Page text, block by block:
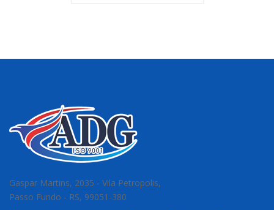
Gaspar Martins, 2035 - Vila Petropolis,
Passo Fundo - RS, 99051-380